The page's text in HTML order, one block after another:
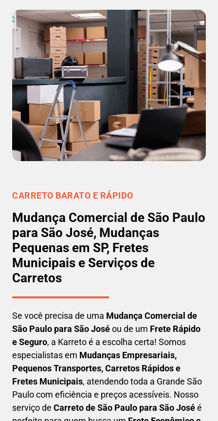
CARRETO BARATO E RÁPIDO
Mudança Comercial de São Paulo
para São José, Mudanças
Pequenas em SP, Fretes
Municipais e Serviços de
Carretos
Se você precisa de uma Mudança Comercial de
São Paulo para São Joséou de um Frete Rápido
e Seguro, a Karreto é a escolha certa! Somos
especialistas em Mudanças Empresariais,
Pequenos Transportes, Carretos Rápidos e
Fretes Municipais, atendendo toda a Grande São
Paulo com eficiência e preços acessíveis. Nosso
serviço de Carretode São Paulo para São Joséé